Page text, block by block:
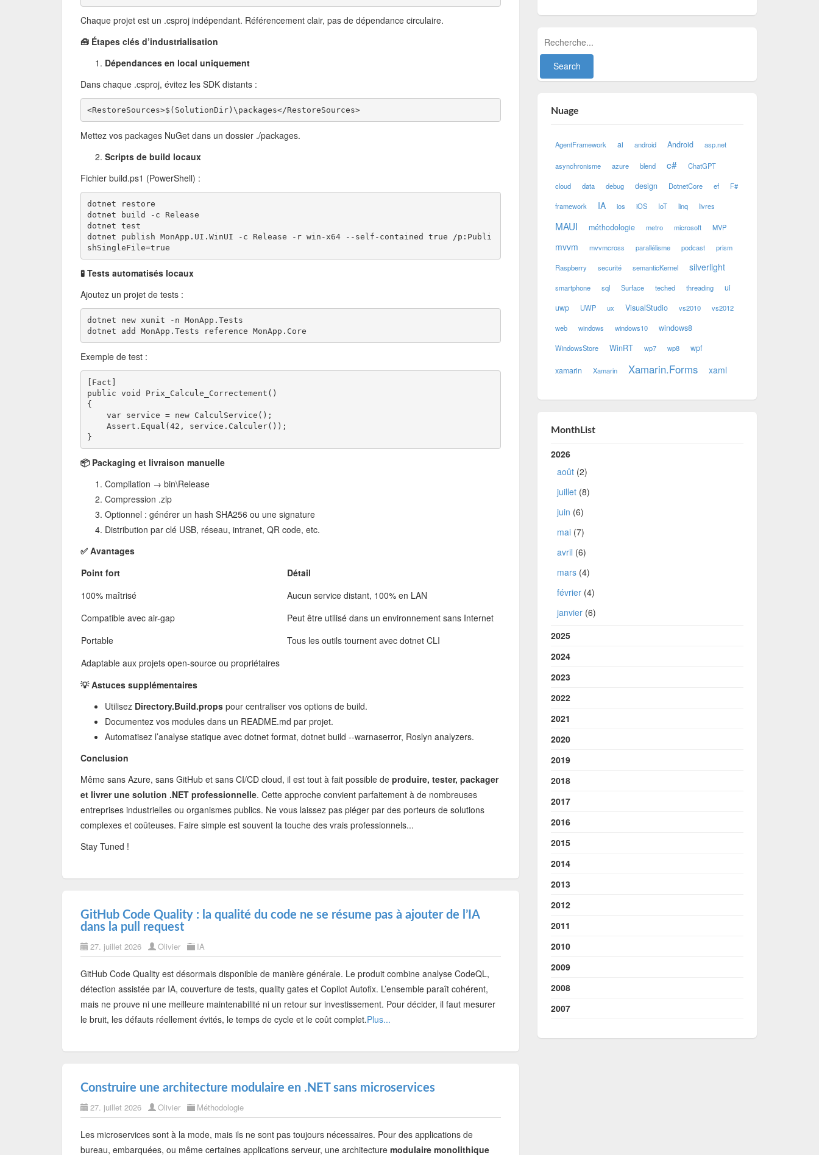
Chaque projet est un .csproj indépendant. Référencement clair, pas de dépendance circulaire.
🧰 Étapes clés d’industrialisation
Dépendances en local uniquement
Dans chaque .csproj, évitez les SDK distants :
<RestoreSources>$(SolutionDir)\packages</RestoreSources>
Mettez vos packages NuGet dans un dossier ./packages.
Scripts de build locaux
Fichier build.ps1 (PowerShell) :
dotnet restore
dotnet build -c Release
dotnet test
dotnet publish MonApp.UI.WinUI -c Release -r win-x64 --self-contained true /p:Publi
shSingleFile=true
🧪 Tests automatisés locaux
Ajoutez un projet de tests :
dotnet new xunit -n MonApp.Tests
dotnet add MonApp.Tests reference MonApp.Core
Exemple de test :
[Fact]
public void Prix_Calcule_Correctement()
{
var service = new CalculService();
Assert.Equal(42, service.Calculer());
}
📦 Packaging et livraison manuelle
Compilation → bin\Release
Compression .zip
Optionnel : générer un hash SHA256 ou une signature
Distribution par clé USB, réseau, intranet, QR code, etc.
✅ Avantages
Point fort
Détail
100% maîtrisé
Aucun service distant, 100% en LAN
Compatible avec air-gap
Peut être utilisé dans un environnement sans Internet
Portable
Tous les outils tournent avec dotnet CLI
Adaptable aux projets open-source ou propriétaires
💡 Astuces supplémentaires
Utilisez Directory.Build.props pour centraliser vos options de build.
Documentez vos modules dans un README.md par projet.
Automatisez l’analyse statique avec dotnet format, dotnet build --warnaserror, Roslyn analyzers.
Conclusion
Même sans Azure, sans GitHub et sans CI/CD cloud, il est tout à fait possible de produire, tester, packager
et livrer une solution .NET professionnelle. Cette approche convient parfaitement à de nombreuses
entreprises industrielles ou organismes publics. Ne vous laissez pas piéger par des porteurs de solutions
complexes et coûteuses. Faire simple est souvent la touche des vrais professionnels...
Stay Tuned !
GitHub Code Quality : la qualité du code ne se résume pas à ajouter de l’IA
dans la pull request
27. juillet 2026 Olivier IA
GitHub Code Quality est désormais disponible de manière générale. Le produit combine analyse CodeQL,
détection assistée par IA, couverture de tests, quality gates et Copilot Autofix. L’ensemble paraît cohérent,
mais ne prouve ni une meilleure maintenabilité ni un retour sur investissement. Pour décider, il faut mesurer
le bruit, les défauts réellement évités, le temps de cycle et le coût complet.Plus...
Construire une architecture modulaire en .NET sans microservices
27. juillet 2026 Olivier Méthodologie
Les microservices sont à la mode, mais ils ne sont pas toujours nécessaires. Pour des applications de
bureau, embarquées, ou même certaines applications serveur, une architecture modulaire monolithique
Nuage
AgentFramework ai android Android asp.net
asynchronisme azure blend c# ChatGPT
cloud data debug design DotnetCore ef F#
framework IA ios iOS IoT linq livres
MAUI méthodologie metro microsoft MVP
mvvm mvvmcross parallélisme podcast prism
Raspberry securité semanticKernel silverlight
smartphone sql Surface teched threading
ui
uwp
UWP ux VisualStudio vs2010 vs2012
web windows windows10 windows8
WindowsStore WinRT wp7 wp8 wpf
xamarin Xamarin Xamarin.Forms xaml
MonthList
2026
août(2)
juillet(8)
juin (6)
mai(7)
avril (6)
mars(4)
février(4)
janvier(6)
2025
2024
2023
2022
2021
2020
2019
2018
2017
2016
2015
2014
2013
2012
2011
2010
2009
2008
2007